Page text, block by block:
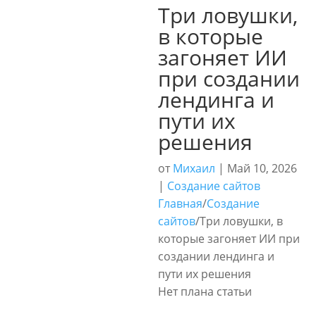
Три ловушки,
в которые
загоняет ИИ
при создании
лендинга и
пути их
решения
отМихаил | Май 10, 2026
| Создание сайтов
Главная/Создание
сайтов/Три ловушки, в
которые загоняет ИИ при
создании лендинга и
пути их решения
Нет плана статьи